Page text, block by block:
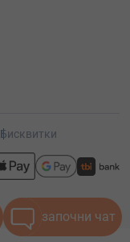
Бисквитки
започни чат